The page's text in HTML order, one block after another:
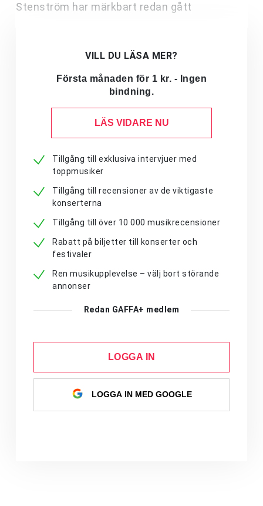
Stenström har märkbart redan gått
VILL DU LÄSA MER?
Första månaden för 1 kr. - Ingen
bindning.
LÄS VIDARE NU
Tillgång till exklusiva intervjuer med
toppmusiker
Tillgång till recensioner av de viktigaste
konserterna
Tillgång till över 10 000 musikrecensioner
Rabatt på biljetter till konserter och
festivaler
Ren musikupplevelse – välj bort störande
annonser
Redan GAFFA+ medlem
LOGGA IN
LOGGA IN MED GOOGLE